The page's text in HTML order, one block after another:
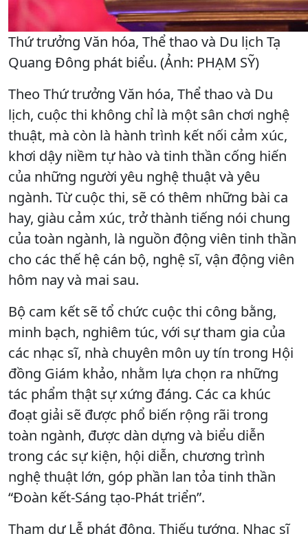
Thứ trưởng Văn hóa, Thể thao và Du lịch Tạ
Quang Đông phát biểu. (Ảnh: PHẠM SỸ)
Theo Thứ trưởng Văn hóa, Thể thao và Du
lịch, cuộc thi không chỉ là một sân chơi nghệ
thuật, mà còn là hành trình kết nối cảm xúc,
khơi dậy niềm tự hào và tinh thần cống hiến
của những người yêu nghệ thuật và yêu
ngành. Từ cuộc thi, sẽ có thêm những bài ca
hay, giàu cảm xúc, trở thành tiếng nói chung
của toàn ngành, là nguồn động viên tinh thần
cho các thế hệ cán bộ, nghệ sĩ, vận động viên
hôm nay và mai sau.
Bộ cam kết sẽ tổ chức cuộc thi công bằng,
minh bạch, nghiêm túc, với sự tham gia của
các nhạc sĩ, nhà chuyên môn uy tín trong Hội
đồng Giám khảo, nhằm lựa chọn ra những
tác phẩm thật sự xứng đáng. Các ca khúc
đoạt giải sẽ được phổ biến rộng rãi trong
toàn ngành, được dàn dựng và biểu diễn
trong các sự kiện, hội diễn, chương trình
nghệ thuật lớn, góp phần lan tỏa tinh thần
“Đoàn kết-Sáng tạo-Phát triển”.
Tham dự Lễ phát động, Thiếu tướng, Nhạc sĩ